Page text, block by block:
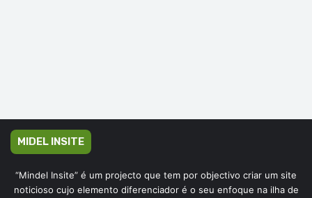
MIDEL INSITE
“Mindel Insite” é um projecto que tem por objectivo criar um site
noticioso cujo elemento diferenciador é o seu enfoque na ilha de